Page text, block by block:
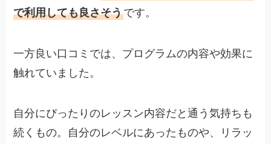
で利用しても良さそうです。
一方良い口コミでは、プログラムの内容や効果に
触れていました。
自分にぴったりのレッスン内容だと通う気持ちも
続くもの。自分のレベルにあったものや、リラッ